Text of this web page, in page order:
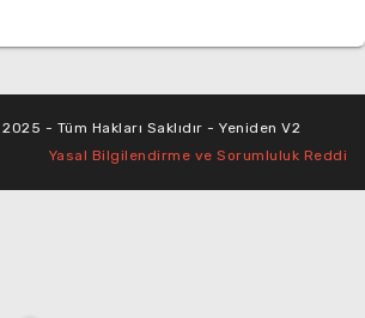
2025 - Tüm Hakları Saklıdır - Yeniden V2
Yasal Bilgilendirme ve Sorumluluk Reddi